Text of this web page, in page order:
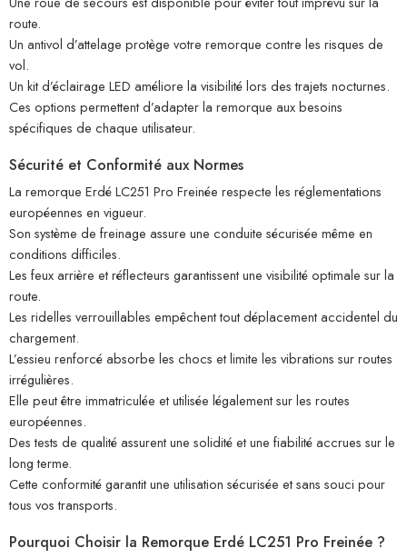
route.
Un antivol d’attelage protège votre remorque contre les risques de
vol.
Un kit d’éclairage LED améliore la visibilité lors des trajets nocturnes.
Ces options permettent d’adapter la remorque aux besoins
spécifiques de chaque utilisateur.
Sécurité et Conformité aux Normes
La remorque Erdé LC251 Pro Freinée respecte les réglementations
européennes en vigueur.
Son système de freinage assure une conduite sécurisée même en
conditions difficiles.
Les feux arrière et réflecteurs garantissent une visibilité optimale sur la
route.
Les ridelles verrouillables empêchent tout déplacement accidentel du
chargement.
L’essieu renforcé absorbe les chocs et limite les vibrations sur routes
irrégulières.
Elle peut être immatriculée et utilisée légalement sur les routes
européennes.
Des tests de qualité assurent une solidité et une fiabilité accrues sur le
long terme.
Cette conformité garantit une utilisation sécurisée et sans souci pour
tous vos transports.
Pourquoi Choisir la Remorque Erdé LC251 Pro Freinée ?